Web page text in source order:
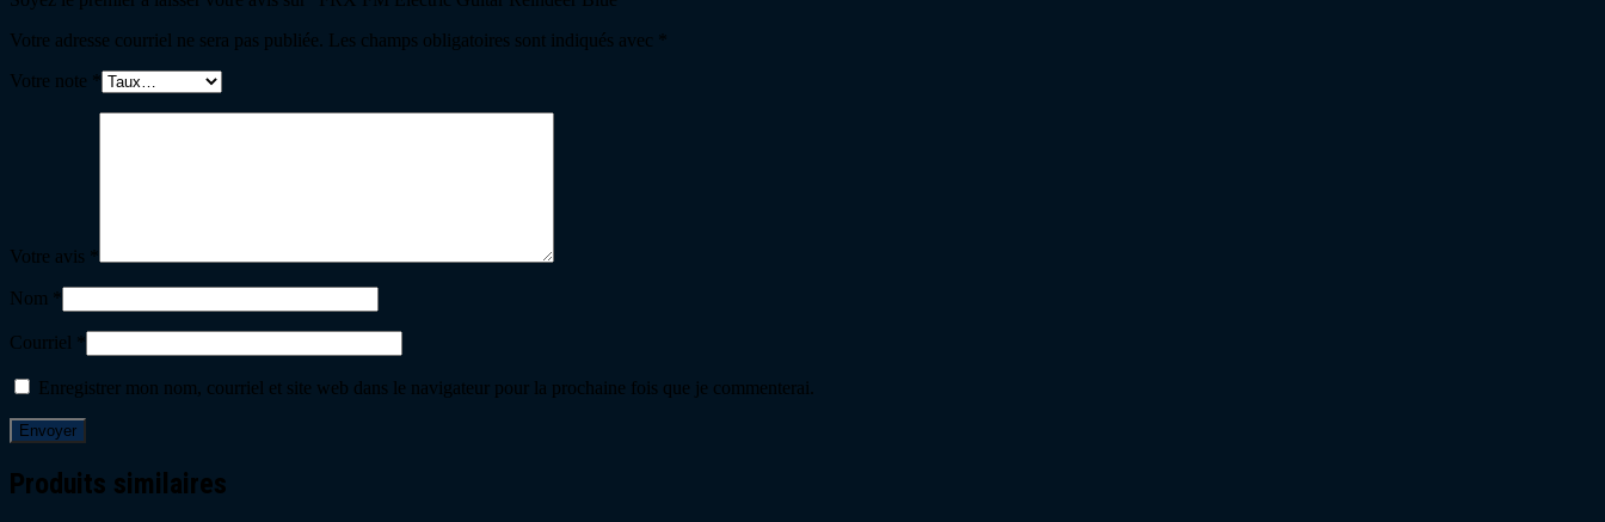
Votre adresse courriel ne sera pas publiée. Les champs obligatoires sont indiqués avec *
Votre note *
Votre avis *
Nom *
Courriel *
Enregistrer mon nom, courriel et site web dans le navigateur pour la prochaine fois que je commenterai.
Produits similaires